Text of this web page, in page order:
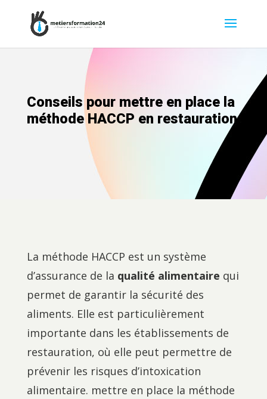
Conseils pour mettre en place la
méthode HACCP en restauration
La méthode HACCP est un système
d’assurance de la qualité alimentaire qui
permet de garantir la sécurité des
aliments. Elle est particulièrement
importante dans les établissements de
restauration, où elle peut permettre de
prévenir les risques d’intoxication
alimentaire. mettre en place la méthode